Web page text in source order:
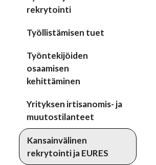
rekrytointi
Työllistämisen tuet
Työntekijöiden
osaamisen
kehittäminen
Yrityksen irtisanomis- ja
muutostilanteet
Kansainvälinen
rekrytointi ja EURES